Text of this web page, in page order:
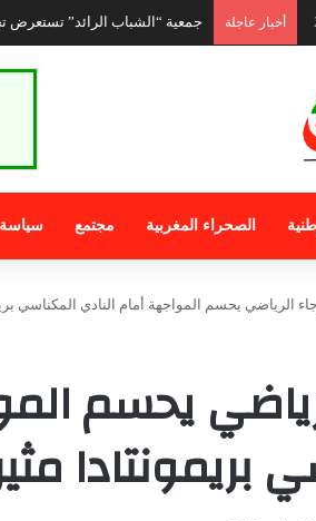
أخبار عاجلة
الصحراء المغربية مجتمع سياسة
الرياضي يحسم المواجهة أمام النادي المكناسي
يحسم
بريمونتادا